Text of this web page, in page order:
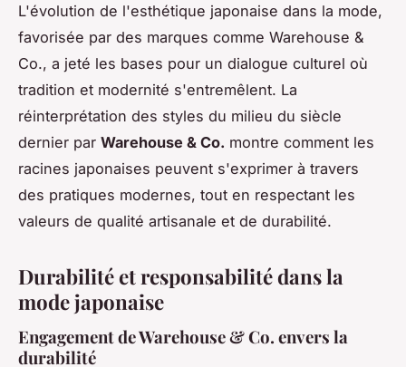
L'évolution de l'esthétique japonaise dans la mode,
favorisée par des marques comme Warehouse &
Co., a jeté les bases pour un dialogue culturel où
tradition et modernité s'entremêlent. La
réinterprétation des styles du milieu du siècle
dernier par Warehouse & Co. montre comment les
racines japonaises peuvent s'exprimer à travers
des pratiques modernes, tout en respectant les
valeurs de qualité artisanale et de durabilité.
Durabilité et responsabilité dans la
mode japonaise
Engagement de Warehouse & Co. envers la
durabilité